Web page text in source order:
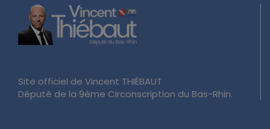
Site officiel de Vincent THIÉBAUT
Député de la 9ème Circonscription du Bas-Rhin.